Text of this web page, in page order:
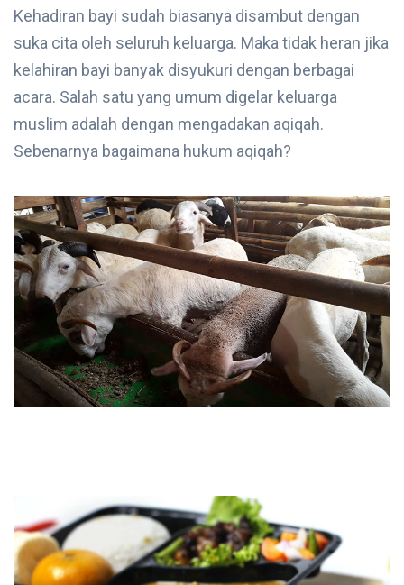
Kehadiran bayi sudah biasanya disambut dengan
suka cita oleh seluruh keluarga. Maka tidak heran jika
kelahiran bayi banyak disyukuri dengan berbagai
acara. Salah satu yang umum digelar keluarga
muslim adalah dengan mengadakan aqiqah.
Sebenarnya bagaimana hukum aqiqah?